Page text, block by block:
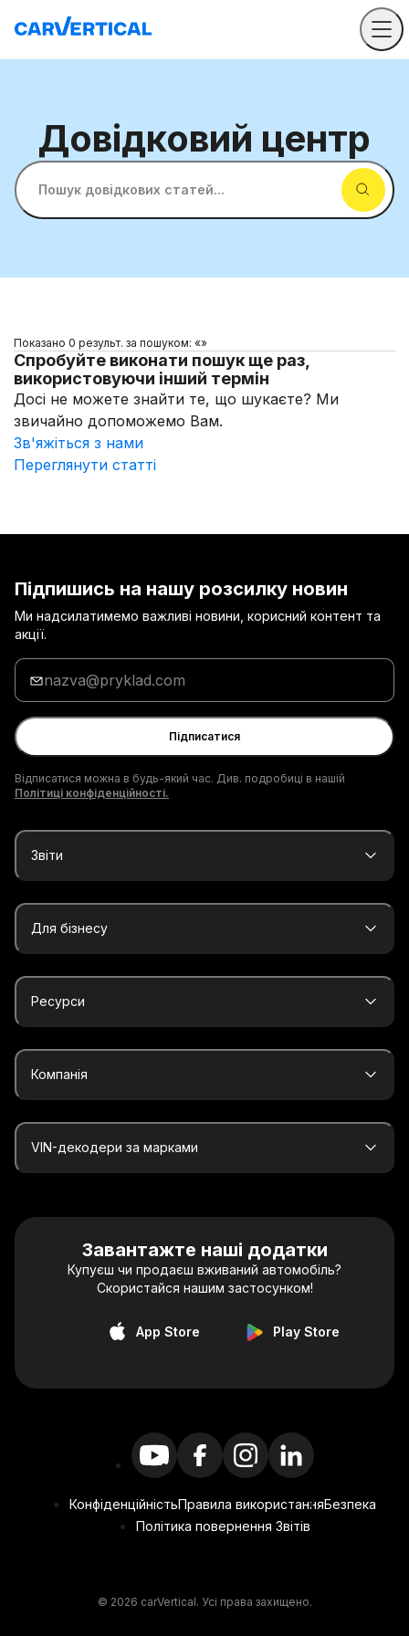
Довідковий центр
Пошук довідкових статей...
Показано 0 результ. за пошуком: «»
Спробуйте виконати пошук ще раз,
використовуючи інший термін
Досі не можете знайти те, що шукаєте? Ми
звичайно допоможемо Вам.
Зв'яжіться з нами
Переглянути статті
Підпишись на нашу розсилку новин
Ми надсилатимемо важливі новини, корисний контент та
акції.
Введи
адресу
електронної
пошти
Підписатися
Відписатися можна в будь-який час. Див. подробиці в нашій
Політиці конфіденційності.
Звіти
Для бізнесу
Ресурси
Компанія
VIN-декодери за марками
Завантажте наші додатки
Купуєш чи продаєш вживаний автомобіль?
Скористайся нашим застосунком!
App Store Play Store
КонфіденційністьПравила використанняБезпека
Політика повернення Звітів
© 2026 carVertical. Усі права захищено.